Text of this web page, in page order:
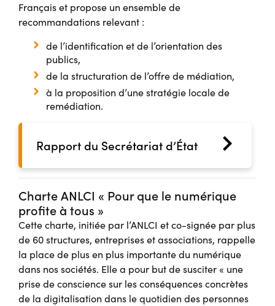
Français et propose un ensemble de
recommandations relevant :
de l’identification et de l’orientation des
publics,
de la structuration de l’offre de médiation,
à la proposition d’une stratégie locale de
remédiation.
Rapport du Secrétariat d’État
Charte ANLCI « Pour que le numérique
profite à tous »
Cette charte, initiée par l’ANLCI et co-signée par plus
de 60 structures, entreprises et associations, rappelle
la place de plus en plus importante du numérique
dans nos sociétés. Elle a pour but de susciter « une
prise de conscience sur les conséquences concrètes
de la digitalisation dans le quotidien des personnes